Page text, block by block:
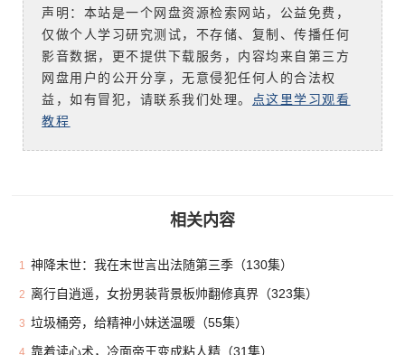
声明：本站是一个网盘资源检索网站，公益免费，
仅做个人学习研究测试，不存储、复制、传播任何
影音数据，更不提供下载服务，内容均来自第三方
网盘用户的公开分享，无意侵犯任何人的合法权
益，如有冒犯，请联系我们处理。 点这里学习观看
教程
相关内容
1 神降末世：我在末世言出法随第三季（130集）
2 离行自逍遥，女扮男装背景板帅翻修真界（323集）
3 垃圾桶旁，给精神小妹送温暖（55集）
靠着读心术，冷面帝王变成粘人精（31集）